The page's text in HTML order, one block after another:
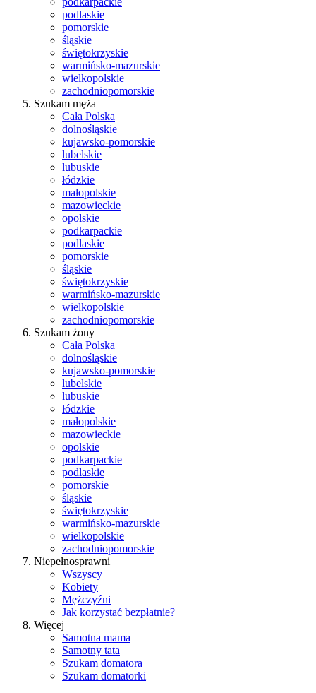
podlaskie
pomorskie
śląskie
świętokrzyskie
warmińsko-mazurskie
wielkopolskie
zachodniopomorskie
Szukam męża
Cała Polska
dolnośląskie
kujawsko-pomorskie
lubelskie
lubuskie
łódzkie
małopolskie
mazowieckie
opolskie
podkarpackie
podlaskie
pomorskie
śląskie
świętokrzyskie
warmińsko-mazurskie
wielkopolskie
zachodniopomorskie
Szukam żony
Cała Polska
dolnośląskie
kujawsko-pomorskie
lubelskie
lubuskie
łódzkie
małopolskie
mazowieckie
opolskie
podkarpackie
podlaskie
pomorskie
śląskie
świętokrzyskie
warmińsko-mazurskie
wielkopolskie
zachodniopomorskie
Niepełnosprawni
Wszyscy
Kobiety
Mężczyźni
Jak korzystać bezpłatnie?
Więcej
Samotna mama
Samotny tata
Szukam domatora
Szukam domatorki